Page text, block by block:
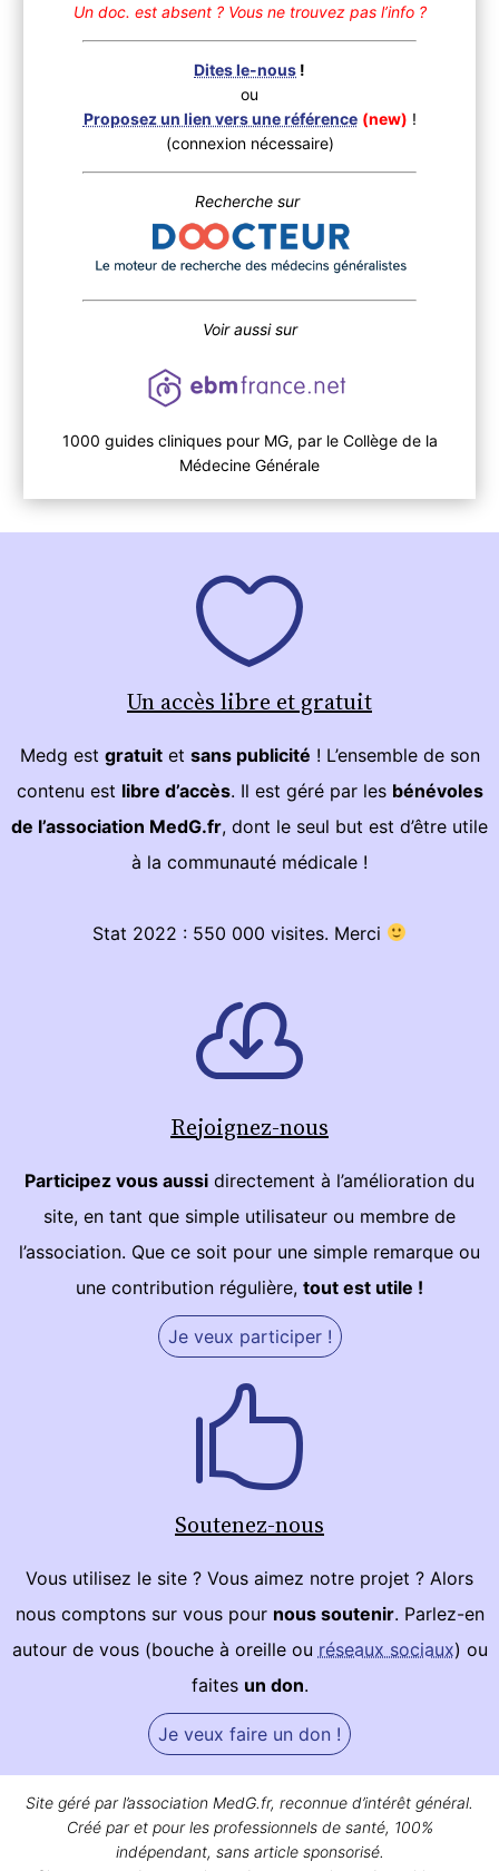
Un doc. est absent ? Vous ne trouvez pas l’info ?
Dites le-nous !
ou
Proposez un lien vers une référence (new) !
(connexion nécessaire)
Recherche sur
Voir aussi sur
1000 guides cliniques pour MG, par le Collège de la
Médecine Générale
Un accès libre et gratuit
Medg est gratuitet sans publicité ! L’ensemble de son
contenu est libre d’accès. Il est géré par les bénévoles
de l’association MedG.fr, dont le seul but est d’être utile
à la communauté médicale !
Stat 2022 : 550 000 visites. Merci
Rejoignez-nous
Participez vous aussi directement à l’amélioration du
site, en tant que simple utilisateur ou membre de
l’association. Que ce soit pour une simple remarque ou
une contribution régulière, tout est utile !
Je veux participer !
Soutenez-nous
Vous utilisez le site ? Vous aimez notre projet ? Alors
nous comptons sur vous pour nous soutenir. Parlez-en
autour de vous (bouche à oreille ou réseaux sociaux) ou
faites un don.
Je veux faire un don !
Site géré par l’association MedG.fr, reconnue d’intérêt général.
Créé par et pour les professionnels de santé, 100%
indépendant, sans article sponsorisé.